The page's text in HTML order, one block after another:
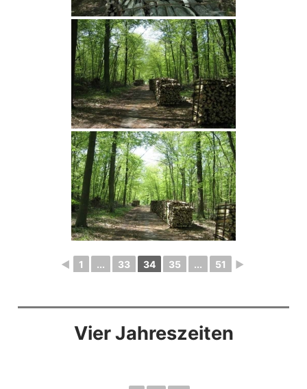
◄ 1 ... 33 34 35 ... 51 ►
Vier Jahreszeiten